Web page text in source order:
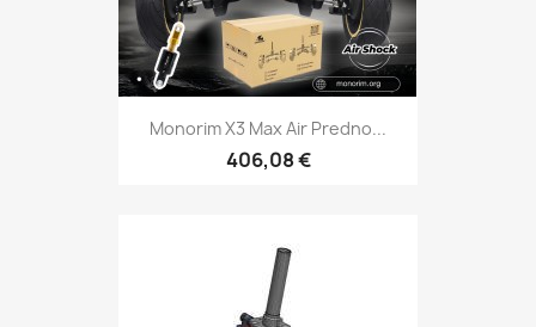
Monorim X3 Max Air Predno...
406,08 €